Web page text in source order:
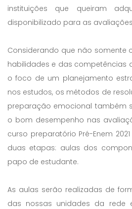
instituições que queiram
disponibilizado para as
Considerando que não somente
habilidades e das competências
o foco de um planejamento
nos estudos, os métodos de
preparação emocional também
o bom desempenho nas
curso preparatório Pré-Enem
duas etapas: aulas dos
papo de estudante.
As aulas serão realizadas de
das nossas unidades da rede